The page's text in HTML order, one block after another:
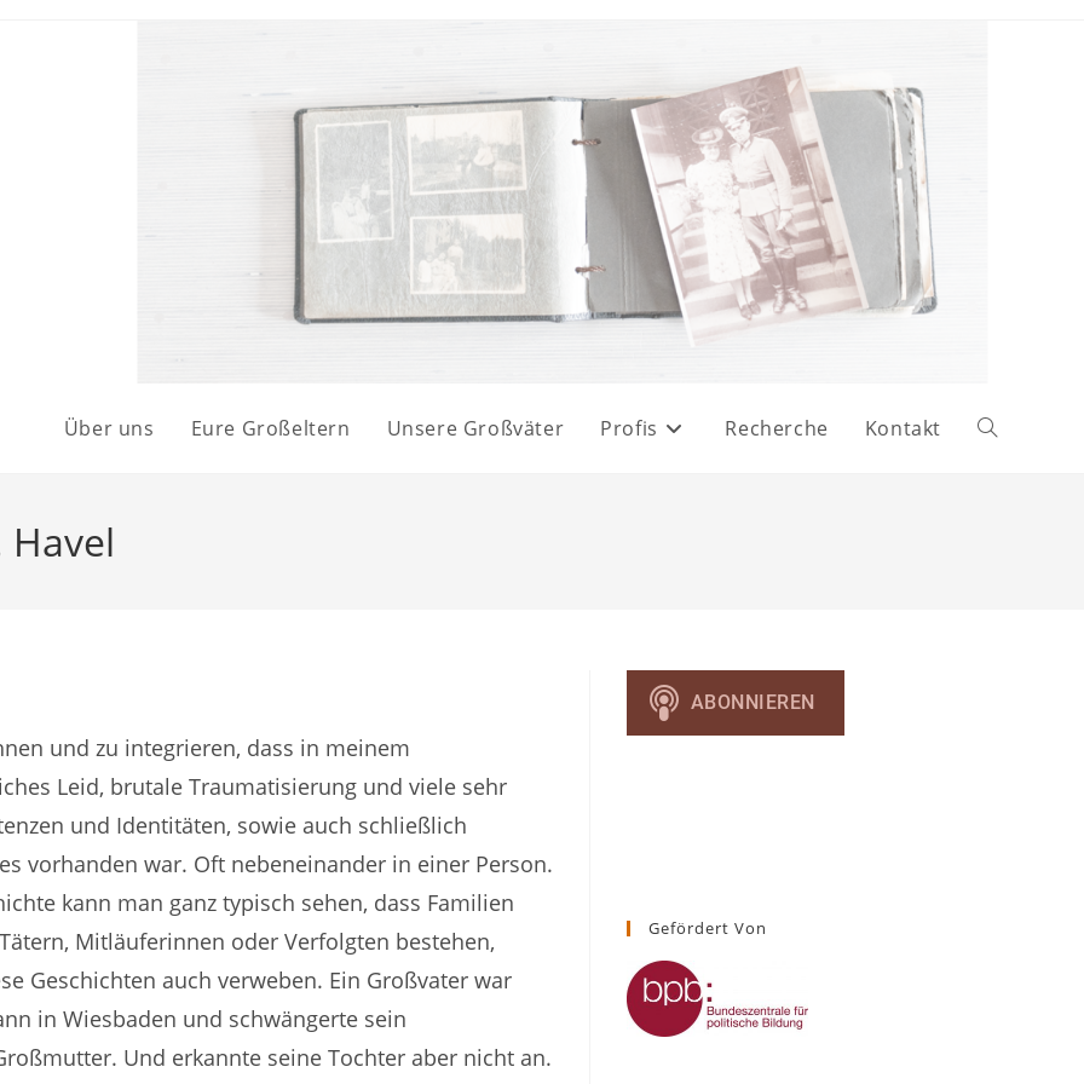
Über uns Eure Großeltern Unsere Großväter Profis Recherche Kontakt Website-
und zu integrieren, dass in meinem
Leid, brutale Traumatisierung und viele sehr
und Identitäten, sowie auch schließlich
vorhanden war. Oft nebeneinander in einer Person.
kann man ganz typisch sehen, dass Familien
Mitläuferinnen oder Verfolgten bestehen,
Geschichten auch verweben. Ein Großvater war
in Wiesbaden und schwängerte sein
Und erkannte seine Tochter aber nicht an.
Gefördert Von